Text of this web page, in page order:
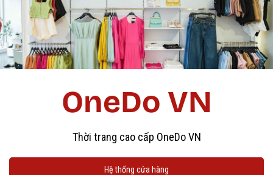
OneDo VN
Thời trang cao cấp OneDo VN
Hệ thống cửa hàng